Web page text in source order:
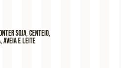
soja, centeio,
aveia e leite